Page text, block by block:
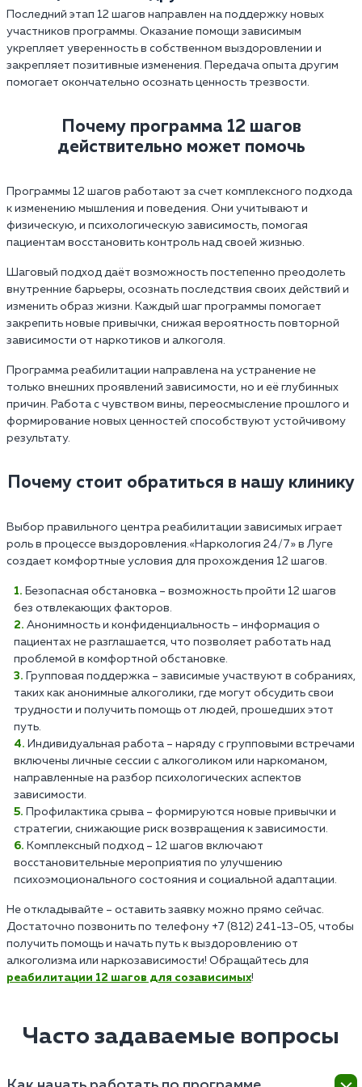
Последний этап 12 шагов направлен на поддержку новых
участников программы. Оказание помощи зависимым
укрепляет уверенность в собственном выздоровлении и
закрепляет позитивные изменения. Передача опыта другим
помогает окончательно осознать ценность трезвости.
Почему программа 12 шагов
действительно может помочь
Программы 12 шагов работают за счет комплексного подхода
к изменению мышления и поведения. Они учитывают и
физическую, и психологическую зависимость, помогая
пациентам восстановить контроль над своей жизнью.
Шаговый подход даёт возможность постепенно преодолеть
внутренние барьеры, осознать последствия своих действий и
изменить образ жизни. Каждый шаг программы помогает
закрепить новые привычки, снижая вероятность повторной
зависимости от наркотиков и алкоголя.
Программа реабилитации направлена на устранение не
только внешних проявлений зависимости, но и её глубинных
причин. Работа с чувством вины, переосмысление прошлого и
формирование новых ценностей способствуют устойчивому
результату.
Почему стоит обратиться в нашу клинику
Выбор правильного центра реабилитации зависимых играет
роль в процессе выздоровления.«Наркология 24/7» в Луге
создает комфортные условия для прохождения 12 шагов.
Безопасная обстановка – возможность пройти 12 шагов
без отвлекающих факторов.
Анонимность и конфиденциальность – информация о
пациентах не разглашается, что позволяет работать над
проблемой в комфортной обстановке.
Групповая поддержка – зависимые участвуют в собраниях,
таких как анонимные алкоголики, где могут обсудить свои
трудности и получить помощь от людей, прошедших этот
путь.
Индивидуальная работа – наряду с групповыми встречами
включены личные сессии с алкоголиком или наркоманом,
направленные на разбор психологических аспектов
зависимости.
Профилактика срыва – формируются новые привычки и
стратегии, снижающие риск возвращения к зависимости.
Комплексный подход – 12 шагов включают
восстановительные мероприятия по улучшению
психоэмоционального состояния и социальной адаптации.
Не откладывайте – оставить заявку можно прямо сейчас.
Достаточно позвонить по телефону +7 (812) 241-13-05, чтобы
получить помощь и начать путь к выздоровлению от
алкоголизма или наркозависимости! Обращайтесь для
реабилитации 12 шагов для созависимых!
Часто задаваемые вопросы